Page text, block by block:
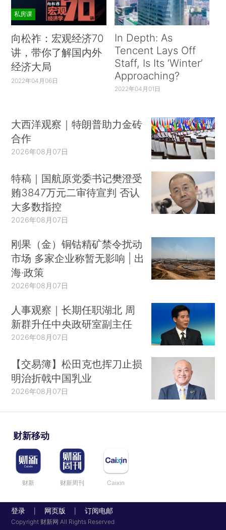
私房课
向松祚：宏观经济70
讲，带你了解国内外
经济大局
2022年04月06日
In Depth: As
Tencent Lays Off
Staff, Is Its ‘Winter’
Approaching?
2022年04月01日
大西洋观察｜特朗普助力金砖
合作
2026年08月07日
特稿｜国航原党委书记樊澄受
贿3847万元二审待宣判 否认
大多数指控
2026年08月07日
刚果（金）铜钴精矿禁令扰动
市场 多家企业称暂无影响 | 出
海·政策
2026年08月07日
人事观察｜长期任职湖北 周
新群升任中央政研室副主任
2026年08月07日
【交易簿】松田克也挥刀止损
明治折戟中国乳业
2026年08月07日
财新移动
财新 财新周刊 Caixin
登录 网页版 订阅电邮
Copyright 财新网 All Rights Reserved